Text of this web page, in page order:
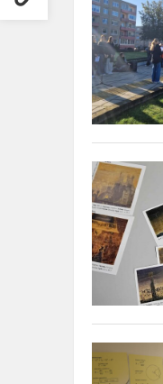
pagerbė
nužudytų
Gargždų
žydų
atminimą
Diena
M.
K.
Čiurlioniui
ir
K.
Čiurlioniu
Įgyvendinti
mokinių